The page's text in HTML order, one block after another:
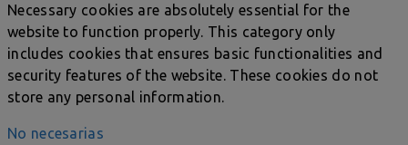
Necessary cookies are absolutely essential for the
website to function properly. This category only
includes cookies that ensures basic functionalities and
security features of the website. These cookies do not
store any personal information.
No necesarias